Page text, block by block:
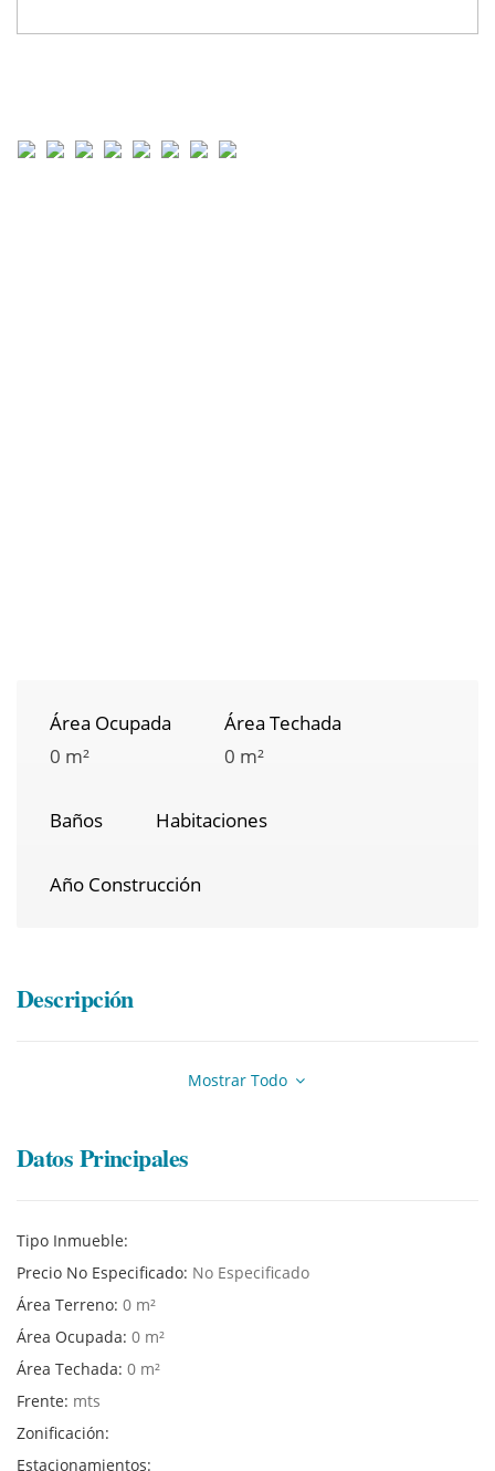
Área Ocupada
0 m²
Área Techada
0 m²
Baños Habitaciones
Año Construcción
Descripción
Mostrar Todo
Datos Principales
Tipo Inmueble:
Precio No Especificado: No Especificado
Área Terreno: 0 m²
Área Ocupada: 0 m²
Área Techada: 0 m²
Frente: mts
Zonificación:
Estacionamientos: